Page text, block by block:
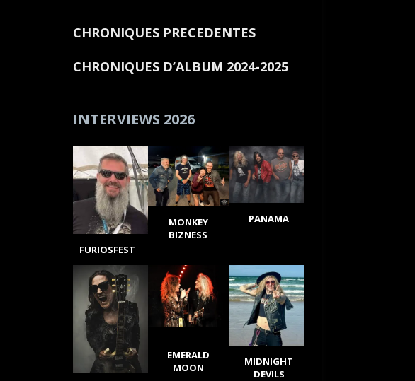
CHRONIQUES PRECEDENTES
CHRONIQUES D’ALBUM 2024-2025
INTERVIEWS 2026
FURIOSFEST
MONKEY
BIZNESS
PANAMA
EMERALD
MOON
MIDNIGHT
DEVILS